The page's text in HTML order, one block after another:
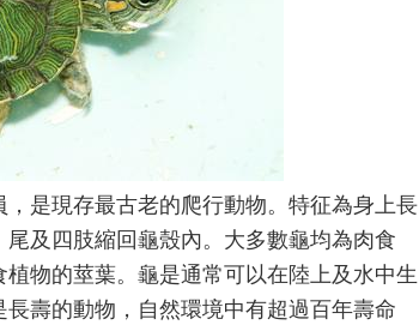
是現存最古老的爬行動物。特征為身上長
及四肢縮回龜殼內。大多數龜均為肉食
物的莖葉。龜是通常可以在陸上及水中生
壽的動物，自然環境中有超過百年壽命